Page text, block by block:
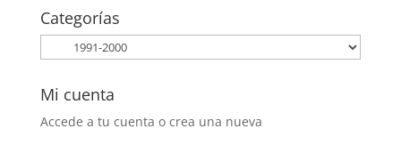
era:
2,60€.
es:
1,90€.
Categorías
Mi cuenta
Accede a tu cuenta o crea una nueva